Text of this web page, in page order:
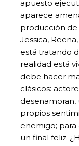
apuesto
aparece
producción de
Jessica,
está tratando
realidad está
debe hacer
clásicos:
propios
enemigo; para
un final feliz.